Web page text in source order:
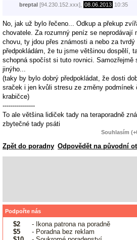
breptal [94.230.152.xxx], 08.06.2013 10:35
No, jak už bylo řečeno... Odkup a překup
chovatele. Za rozumný peníz se neprodávají
chovu, ty jdou přes známosti a nebo za tvrdý
předpokládám, že tu jsme většinou dospělí,
schopná spočíst si tuto rovnici.
jinýho...
(taky by bylo dobrý předpokládat, že dosti
sraček i jen kvůli stresu ze změny
krabičce)
----------------
To ale většina lidiček tady na teraporadně
zbytečné tady psáti
Souhlasím
Zpět do poradny Odpovědět na původní
Podpořte nás
$2
- Ikona patrona na poradně
$5
- Poradna bez reklam